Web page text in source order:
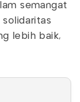
semangat
solidaritas
lebih baik,